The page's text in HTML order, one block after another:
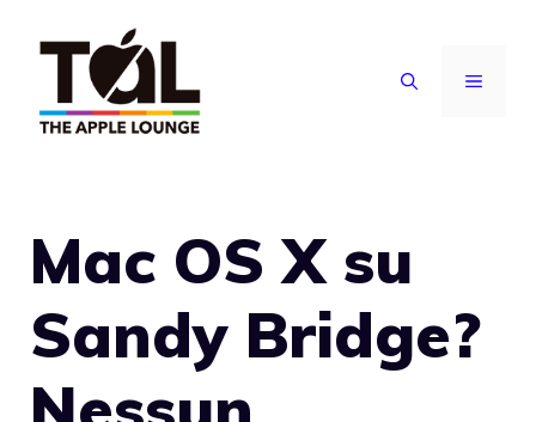
contenuto
MENU
Mac OS X su
Sandy Bridge?